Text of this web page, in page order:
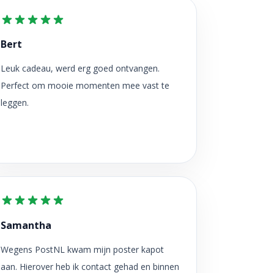
Bert
Leuk cadeau, werd erg goed ontvangen.
Perfect om mooie momenten mee vast te
leggen.
Samantha
Wegens PostNL kwam mijn poster kapot
aan. Hierover heb ik contact gehad en binnen